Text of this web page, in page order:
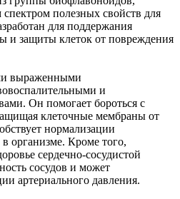
полезных свойств для
для поддержания
и защиты клеток от повреждения
выраженными
и
Он помогает бороться с
клеточные мембраны от
нормализации
организме. Кроме того,
сердечно-сосудистой
сосудов и может
артериального давления.